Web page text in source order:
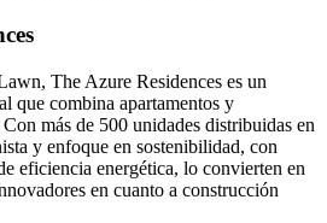
The Azure Residences es un
que combina apartamentos y
más de 500 unidades distribuidas en
y enfoque en sostenibilidad, con
eficiencia energética, lo convierten en
en cuanto a construcción